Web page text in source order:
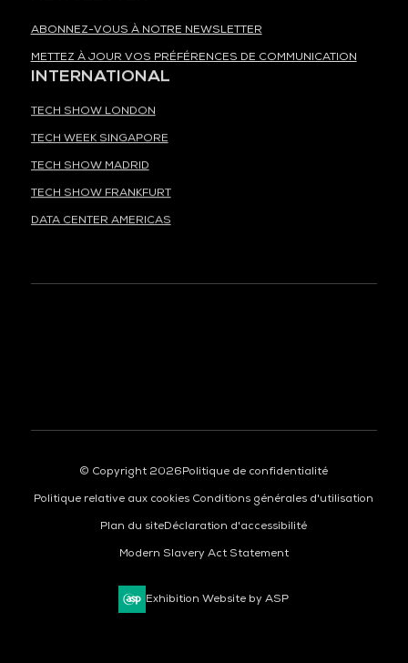
ABONNEZ-VOUS À NOTRE NEWSLETTER
METTEZ À JOUR VOS PRÉFÉRENCES DE COMMUNICATION
INTERNATIONAL
TECH SHOW LONDON
TECH WEEK SINGAPORE
TECH SHOW MADRID
TECH SHOW FRANKFURT
DATA CENTER AMERICAS
© Copyright 2026Politique de confidentialité
Politique relative aux cookies Conditions générales d'utilisation
Plan du siteDéclaration d'accessibilité
Modern Slavery Act Statement
Exhibition Website by ASP